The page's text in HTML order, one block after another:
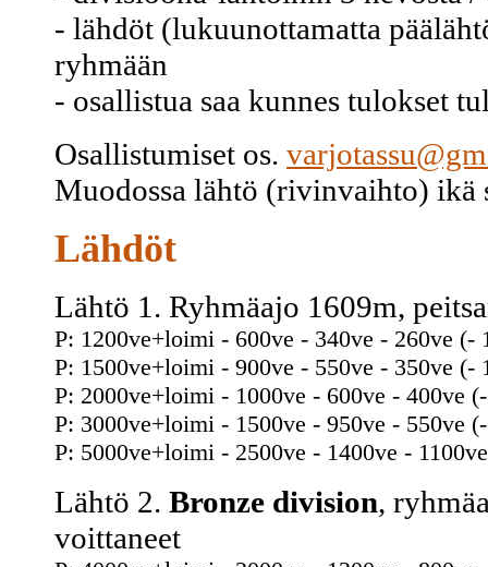
- lähdöt (lukuunottamatta
ryhmään
- osallistua saa kunnes tulokset
Osallistumiset os.
Muodossa lähtö (rivinvaihto) ikä
Lähdöt
Lähtö 1. Ryhmäajo 1609m,
P: 1200ve+loimi - 600ve - 340ve - 260ve (-
P: 1500ve+loimi - 900ve - 550ve - 350ve (-
P: 2000ve+loimi - 1000ve - 600ve - 400ve
P: 3000ve+loimi - 1500ve - 950ve - 550ve
P: 5000ve+loimi - 2500ve - 1400ve -
Lähtö 2. Bronze division,
voittaneet